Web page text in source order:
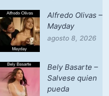
Alfredo Olivas –
Mayday
agosto 8, 2026
Bely Basarte –
Salvese quien
pueda